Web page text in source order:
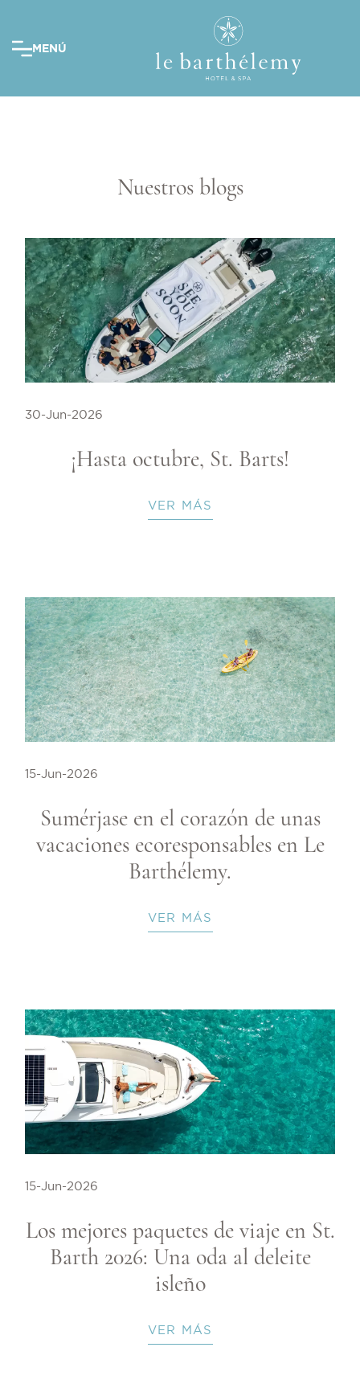
MENÚ
Nuestros blogs
30-Jun-2026
¡Hasta octubre, St. Barts!
VER MÁS
15-Jun-2026
Sumérjase en el corazón de unas
vacaciones ecoresponsables en Le
Barthélemy.
VER MÁS
15-Jun-2026
Los mejores paquetes de viaje en St.
Barth 2026: Una oda al deleite
isleño
VER MÁS